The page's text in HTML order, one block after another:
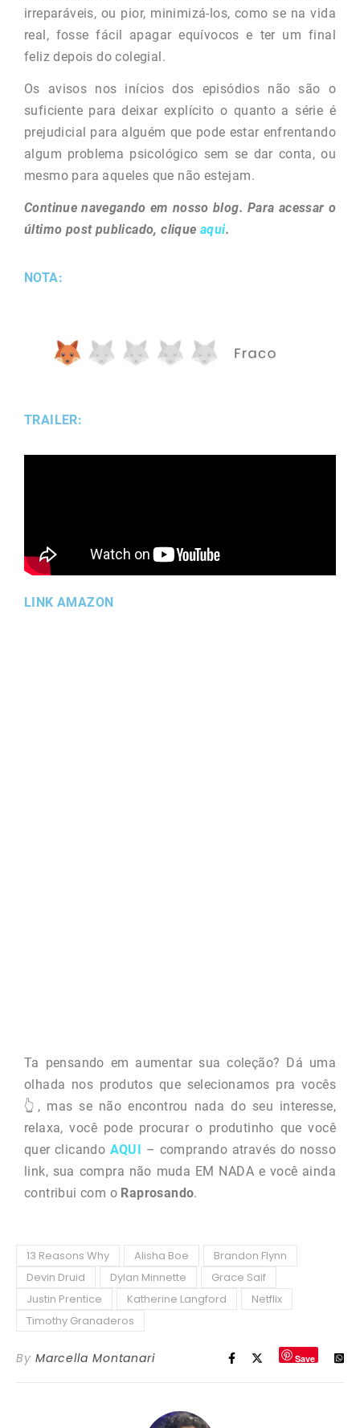
irreparáveis, ou pior, minimizá-los, como se na vida
real, fosse fácil apagar equívocos e ter um final
feliz depois do colegial.
Os avisos nos inícios dos episódios não são o
suficiente para deixar explícito o quanto a série é
prejudicial para alguém que pode estar enfrentando
algum problema psicológico sem se dar conta, ou
mesmo para aqueles que não estejam.
Continue navegando em nosso blog. Para acessar o
último post publicado, clique aqui.
NOTA:
TRAILER:
LINK AMAZON
Ta pensando em aumentar sua coleção? Dá uma
olhada nos produtos que selecionamos pra vocês
👆, mas se não encontrou nada do seu interesse,
relaxa, você pode procurar o produtinho que você
quer clicando AQUI – comprando através do nosso
link, sua compra não muda EM NADA e você ainda
contribui com o Raprosando.
13 Reasons Why Alisha Boe
Brandon Flynn
Devin Druid
Dylan Minnette
Grace Saif
Justin Prentice
Katherine Langford
Netflix
Timothy Granaderos
By Marcella Montanari Save